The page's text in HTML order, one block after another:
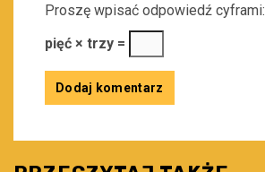
Proszę wpisać odpowiedź cyframi:
pięć × trzy =